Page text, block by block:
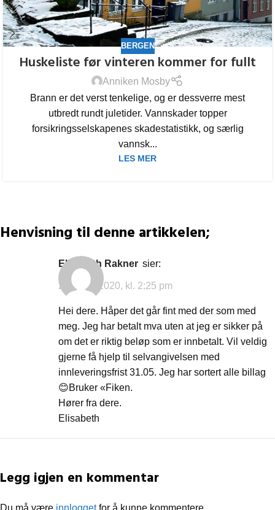
BERGEN
Huskeliste før vinteren kommer for fullt
Anniken Mosby
Brann er det verst tenkelige, og er dessverre mest
utbredt rundt juletider. Vannskader topper
forsikringsselskapenes skadestatistikk, og særlig
vannsk...
LES MER
Henvisning til denne artikkelen;
Elisabeth Rakner sier:
20. mars 2020, kl. 2:25 pm
Hei dere. Håper det går fint med der som med
meg. Jeg har betalt mva uten at jeg er sikker på
om det er riktig beløp som er innbetalt. Vil veldig
gjerne få hjelp til selvangivelsen med
innleveringsfrist 31.05. Jeg har sortert alle billag
😊Bruker «Fiken.
Hører fra dere.
Elisabeth
Legg igjen en kommentar
Du må være innloggetfor å kunne kommentere.